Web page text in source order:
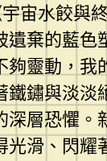
宙水餃與
棄的藍色
靈動，我
鏽與淡淡
層恐懼。
滑、閃耀